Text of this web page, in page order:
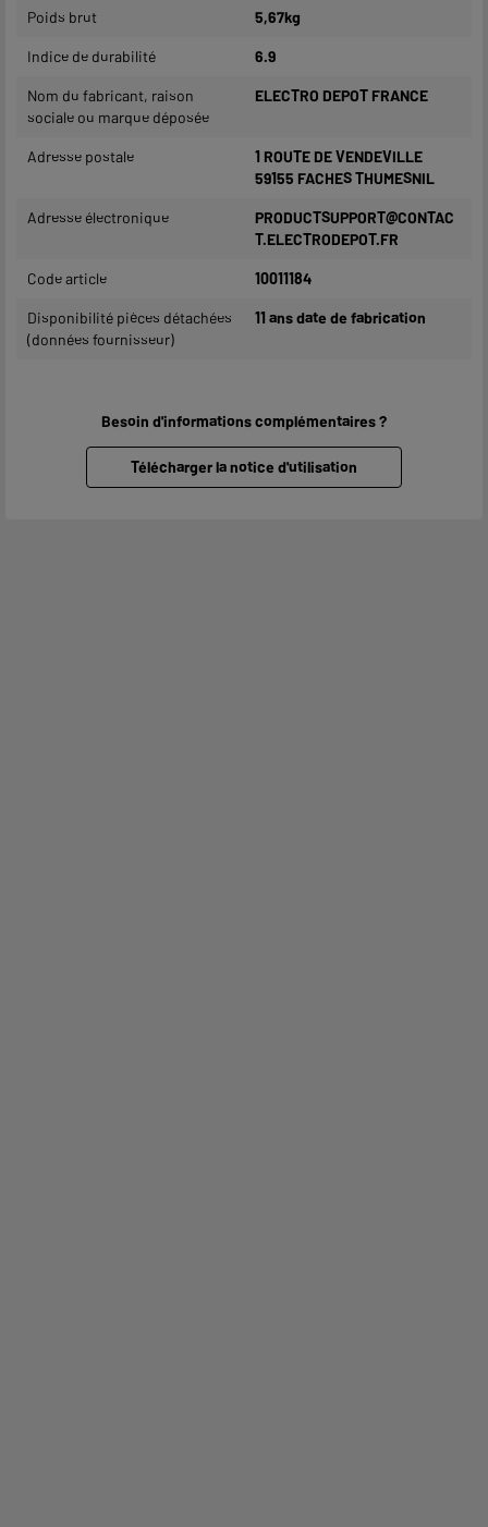
Poids brut 5,67kg
Indice de durabilité 6.9
Nom du fabricant, raison
sociale ou marque déposée
ELECTRO DEPOT FRANCE
Adresse postale
1 ROUTE DE VENDEVILLE
59155 FACHES THUMESNIL
Adresse électronique
PRODUCTSUPPORT@CONTAC
T.ELECTRODEPOT.FR
Code article 10011184
Disponibilité pièces détachées
(données fournisseur)
11 ans date de fabrication
Besoin d'informations complémentaires ?
Télécharger la notice d'utilisation